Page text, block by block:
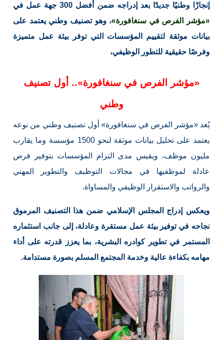
إنجازًا وطنيًا جديدًا بعد إدراجه ضمن أفضل 300 جهة عمل في
«مؤشر الفرص في سنغافورة»، وهو تصنيف وطني يعتمد على
بيانات موثقة لتقييم المؤسسات التي توفر بيئة عمل متميزة
وفرصًا حقيقية للتطور الوظيفي،
«مؤشر الفرص في سنغافورة».. أول تصنيف
وطني
يُعد «مؤشر الفرص في سنغافورة» أول تصنيف وطني من نوعه
يعتمد على تحليل بيانات موثقة لنحو 1500 مؤسسة وما يقارب
مليون موظف، ويقيس مدى التزام المؤسسات بتوفير فرص
عادلة لموظفيها في مجالات التوظيف والتطوير المهني
والرواتب والاستقرار الوظيفي والمساواة.
ويعكس إدراج المجلس الإسلامي ضمن هذا التصنيف المرموق
نجاحه في توفير بيئة عمل مستقرة وعادلة، إلى جانب استثماره
المستمر في تطوير كوادره البشرية، بما يعزز قدرته على أداء
مهامه بكفاءة عالية وخدمة المجتمع المسلم بصورة مستدامة.